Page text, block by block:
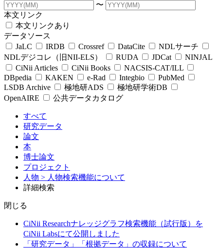
〜
本文リンク
本文リンクあり
データソース
JaLC
IRDB Crossref DataCite
NDLサーチ
NDLデジコレ（旧NII-ELS）
RUDA JDCat
NINJAL
CiNii Articles
CiNii Books
NACSIS-CAT/ILL
DBpedia
KAKEN e-Rad Integbio
PubMed
LSDB Archive
極地研ADS
極地研学術DB
OpenAIRE
公共データカタログ
すべて
研究データ
論文
本
博士論文
プロジェクト
人物 > 人物検索機能について
詳細検索
閉じる
CiNii Researchナレッジグラフ検索機能（試行版）を
CiNii Labsにて公開しました
「研究データ」「根拠データ」の収録について